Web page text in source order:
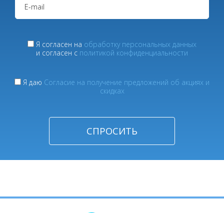
Я согласен на обработку персональных данных
и согласен с политикой конфиденциальности
Я даю Согласие на получение предложений об акциях и
скидках